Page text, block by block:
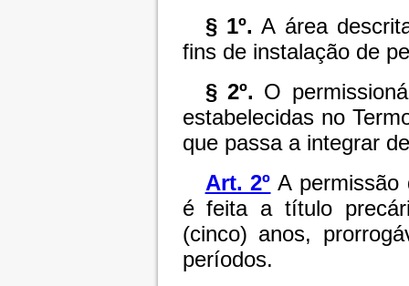
§ 1º. A área
fins de instalação de
§ 2º. O
estabelecidas no
que passa a integrar
Art. 2º A
é feita a título
(cinco) anos,
períodos.